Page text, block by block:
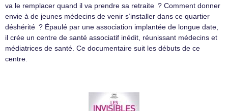
va le remplacer quand il va prendre sa retraite ? Comment donner
envie à de jeunes médecins de venir s’installer dans ce quartier
déshérité ? Épaulé par une association implantée de longue date,
il crée un centre de santé associatif inédit, réunissant médecins et
médiatrices de santé. Ce documentaire suit les débuts de ce
centre.